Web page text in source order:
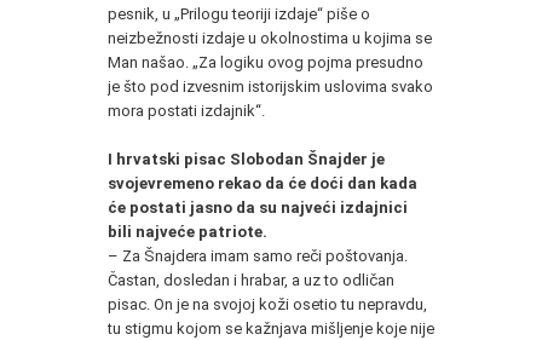
pesnik, u „Prilogu teoriji izdaje“ piše o
neizbežnosti izdaje u okolnostima u kojima se
Man našao. „Za logiku ovog pojma presudno
je što pod izvesnim istorijskim uslovima svako
mora postati izdajnik“.
I hrvatski pisac Slobodan Šnajder je
svojevremeno rekao da će doći dan kada
će postati jasno da su najveći izdajnici
bili najveće patriote.
– Za Šnajdera imam samo reči poštovanja.
Častan, dosledan i hrabar, a uz to odličan
pisac. On je na svojoj koži osetio tu nepravdu,
tu stigmu kojom se kažnjava mišljenje koje nije